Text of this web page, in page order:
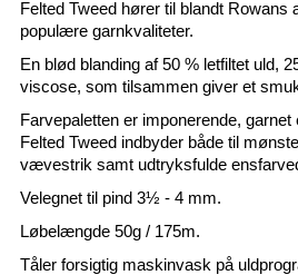
Felted Tweed hører til blandt
populære garnkvaliteter.
En blød blanding af 50 % letfiltet uld,
viscose, som tilsammen giver et
Farvepaletten er imponerende,
Felted Tweed indbyder både til
vævestrik samt udtryksfulde
Velegnet til pind 3½ - 4 mm.
Løbelængde 50g / 175m.
Tåler forsigtig maskinvask på